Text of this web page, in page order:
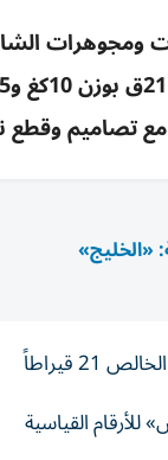
تصاميم وقطع
«الخليج»
قيراطاً
القياسية